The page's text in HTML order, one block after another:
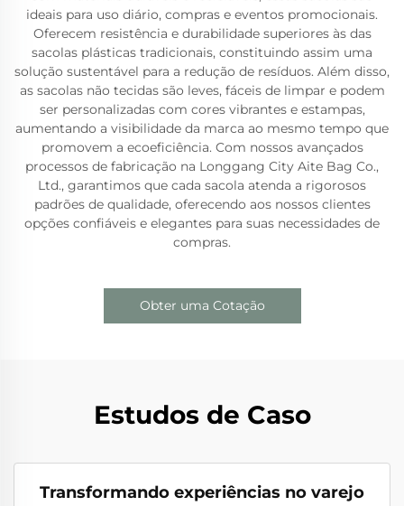
ideais para uso diário, compras e eventos promocionais.
Oferecem resistência e durabilidade superiores às das
sacolas plásticas tradicionais, constituindo assim uma
solução sustentável para a redução de resíduos. Além disso,
as sacolas não tecidas são leves, fáceis de limpar e podem
ser personalizadas com cores vibrantes e estampas,
aumentando a visibilidade da marca ao mesmo tempo que
promovem a ecoeficiência. Com nossos avançados
processos de fabricação na Longgang City Aite Bag Co.,
Ltd., garantimos que cada sacola atenda a rigorosos
padrões de qualidade, oferecendo aos nossos clientes
opções confiáveis e elegantes para suas necessidades de
compras.
Obter uma Cotação
Estudos de Caso
Transformando experiências no varejo